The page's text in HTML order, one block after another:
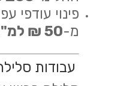
פינוי
מ-50 ₪ למ"ק
עבודות